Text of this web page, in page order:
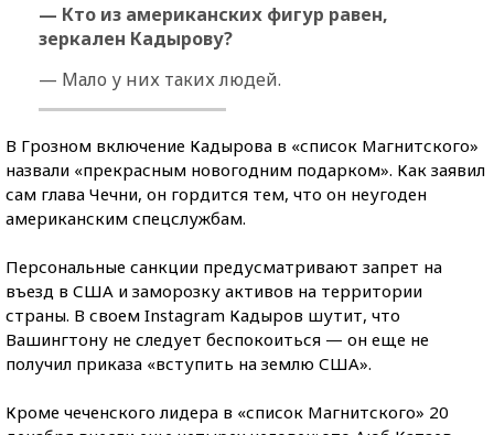
— Кто из американских фигур равен,
зеркален Кадырову?
— Мало у них таких людей.
В Грозном включение Кадырова в «список Магнитского»
назвали «прекрасным новогодним подарком». Как заявил
сам глава Чечни, он гордится тем, что он неугоден
американским спецслужбам.
Персональные санкции предусматривают запрет на
въезд в США и заморозку активов на территории
страны. В своем Instagram Кадыров шутит, что
Вашингтону не следует беспокоиться — он еще не
получил приказа «вступить на землю США».
Кроме чеченского лидера в «список Магнитского» 20